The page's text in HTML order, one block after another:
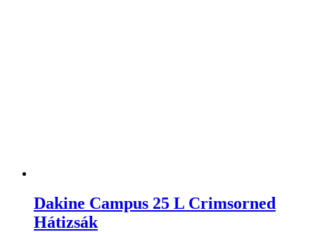
Dakine Campus 25 L Crimsorned
Hátizsák